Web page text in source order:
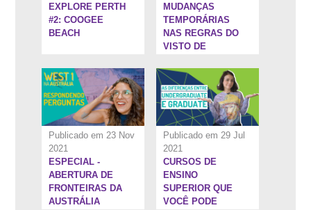
EXPLORE PERTH
#2: COOGEE
BEACH
MUDANÇAS
TEMPORÁRIAS
NAS REGRAS DO
VISTO DE
AUSTRÁLIA
Publicado em 23 Nov
2021
ESPECIAL -
ABERTURA DE
FRONTEIRAS DA
AUSTRÁLIA
Publicado em 29 Jul
2021
6:10''
CURSOS DE
ENSINO
SUPERIOR QUE
VOCÊ PODE
1:31:51''